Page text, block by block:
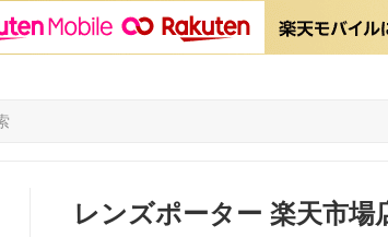
レンズポーター 楽天市場